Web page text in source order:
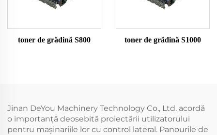
toner de grădină S800 toner de grădină S1000
Jinan DeYou Machinery Technology Co., Ltd. acordă
o importanță deosebită proiectării utilizatorului
pentru mașinariile lor cu control lateral. Panourile de